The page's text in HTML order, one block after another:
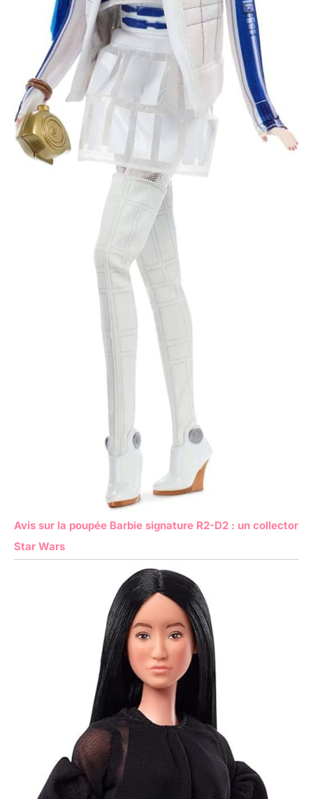
Avis sur la poupée Barbie signature R2-D2 : un collector
Star Wars